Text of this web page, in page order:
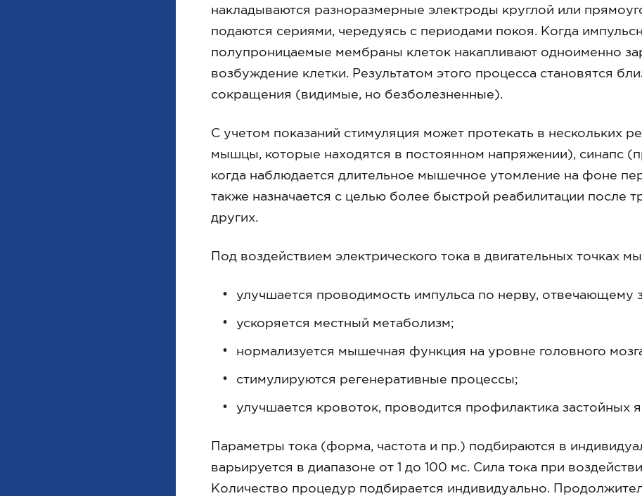
накладываются разноразмерные электроды круглой или
подаются сериями, чередуясь с периодами покоя. Когда
полупроницаемые мембраны клеток накапливают одноименно
возбуждение клетки. Результатом этого процесса становятся
сокращения (видимые, но безболезненные).
С учетом показаний стимуляция может протекать в нескольких
мышцы, которые находятся в постоянном напряжении), синапс
когда наблюдается длительное мышечное утомление на фоне
также назначается с целью более быстрой реабилитации после
других.
Под воздействием электрического тока в двигательных точках
улучшается проводимость импульса по нерву, отвечающему
ускоряется местный метаболизм;
нормализуется мышечная функция на уровне головного
стимулируются регенеративные процессы;
улучшается кровоток, проводится профилактика застойных
Параметры тока (форма, частота и пр.) подбираются в
варьируется в диапазоне от 1 до 100 мс. Сила тока при
Количество процедур подбирается индивидуально.